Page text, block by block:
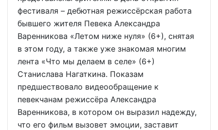
фестиваля – дебютная режиссёрская работа
бывшего жителя Певека Александра
Варенникова «Летом ниже нуля» (6+), снятая
в этом году, а также уже знакомая многим
лента «Что мы делаем в селе» (6+)
Станислава Нагаткина. Показам
предшествовало видеообращение к
певекчанам режиссёра Александра
Варенникова, в котором он выразил надежду,
что его фильм вызовет эмоции, заставит